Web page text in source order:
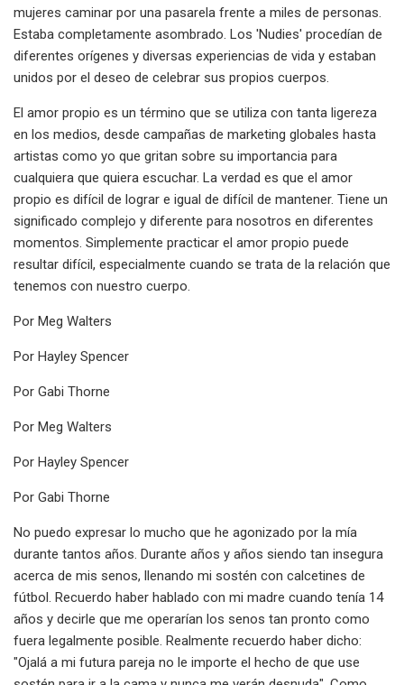
mujeres caminar por una pasarela frente a miles de personas.
Estaba completamente asombrado. Los 'Nudies' procedían de
diferentes orígenes y diversas experiencias de vida y estaban
unidos por el deseo de celebrar sus propios cuerpos.
‌El amor propio es un término que se utiliza con tanta ligereza
en los medios, desde campañas de marketing globales hasta
artistas como yo que gritan sobre su importancia para
cualquiera que quiera escuchar. La verdad es que el amor
propio es difícil de lograr e igual de difícil de mantener. Tiene un
significado complejo y diferente para nosotros en diferentes
momentos. Simplemente practicar el amor propio puede
resultar difícil, especialmente cuando se trata de la relación que
tenemos con nuestro cuerpo.
Por Meg Walters
Por Hayley Spencer
Por Gabi Thorne
Por Meg Walters
Por Hayley Spencer
Por Gabi Thorne
No puedo expresar lo mucho que he agonizado por la mía
durante tantos años. Durante años y años siendo tan insegura
acerca de mis senos, llenando mi sostén con calcetines de
fútbol. Recuerdo haber hablado con mi madre cuando tenía 14
años y decirle que me operarían los senos tan pronto como
fuera legalmente posible. Realmente recuerdo haber dicho:
"Ojalá a mi futura pareja no le importe el hecho de que use